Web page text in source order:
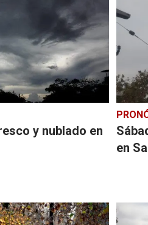
y nublado en
en